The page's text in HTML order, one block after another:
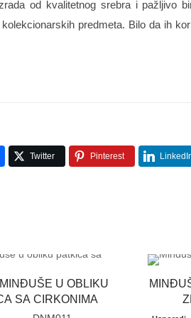
od kvalitetnog srebra i pažljivo
kolekcionarskih predmeta. Bilo da ih
Twitter Pinterest
U OBLIKU
SA CIRKONIMA